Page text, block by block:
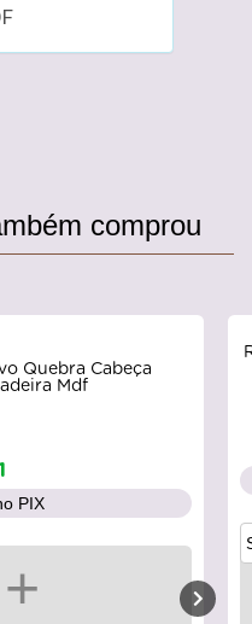
comprou
Quebra Cabeça
Mdf
PIX
+